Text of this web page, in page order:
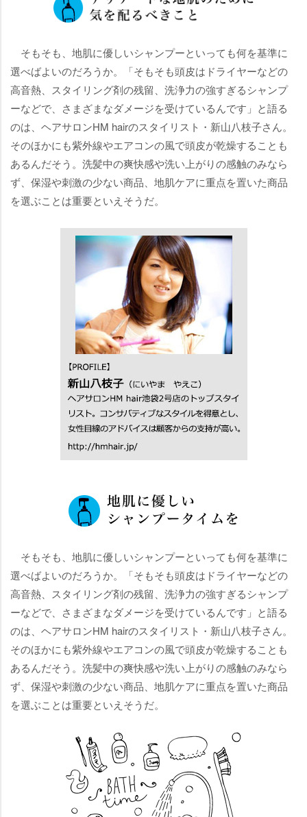
そもそも、地肌に優しいシャンプーといっても何を基準に
選べばよいのだろうか。「そもそも頭皮はドライヤーなどの
高音熱、スタイリング剤の残留、洗浄力の強すぎるシャンプ
ーなどで、さまざまなダメージを受けているんです」と語る
のは、ヘアサロンHM hairのスタイリスト・新山八枝子さん。
そのほかにも紫外線やエアコンの風で頭皮が乾燥することも
あるんだそう。洗髪中の爽快感や洗い上がりの感触のみなら
ず、保湿や刺激の少ない商品、地肌ケアに重点を置いた商品
を選ぶことは重要といえそうだ。
そもそも、地肌に優しいシャンプーといっても何を基準に
選べばよいのだろうか。「そもそも頭皮はドライヤーなどの
高音熱、スタイリング剤の残留、洗浄力の強すぎるシャンプ
ーなどで、さまざまなダメージを受けているんです」と語る
のは、ヘアサロンHM hairのスタイリスト・新山八枝子さん。
そのほかにも紫外線やエアコンの風で頭皮が乾燥することも
あるんだそう。洗髪中の爽快感や洗い上がりの感触のみなら
ず、保湿や刺激の少ない商品、地肌ケアに重点を置いた商品
を選ぶことは重要といえそうだ。